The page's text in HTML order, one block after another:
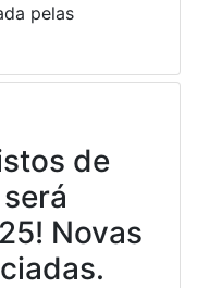
pelas
de
Novas